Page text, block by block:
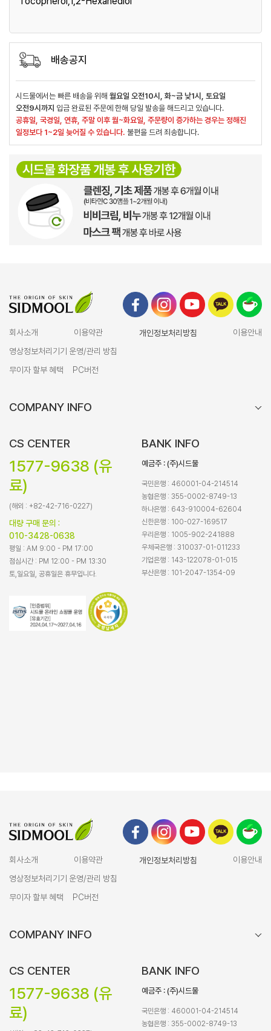
배송공지
시드물에서는 빠른 배송을 위해 월요일 오전10시, 화~금 낮1시, 토요일
오전9시까지 입금 완료된 주문에 한해 당일 발송을 해드리고 있습니다.
공휴일, 국경일, 연휴, 주말 이후 월~화요일, 주문량이 증가하는 경우는 정해진
일정보다 1~2일 늦어질 수 있습니다. 불편을 드려 죄송합니다.
회사소개 이용약관 개인정보처리방침
이용안내
영상정보처리기기 운영/관리 방침
무이자 할부 혜택
PC버전
COMPANY INFO
CS CENTER
1577-9638 (유
료)
(해외 : +82-42-716-0227)
대량 구매 문의 :
010-3428-0638
평일 : AM 9:00 - PM 17:00
점심시간 : PM 12:00 - PM 13:30
토,일요일, 공휴일은 휴무입니다.
BANK INFO
예금주 : (주)시드물
국민은행 : 460001-04-214514
농협은행 : 355-0002-8749-13
하나은행 : 643-910004-62604
신한은행 : 100-027-169517
우리은행 : 1005-902-241888
우체국은행 : 310037-01-011233
기업은행 : 143-122078-01-015
부산은행 : 101-2047-1354-09
회사소개 이용약관 개인정보처리방침
이용안내
영상정보처리기기 운영/관리 방침
무이자 할부 혜택
PC버전
COMPANY INFO
CS CENTER
1577-9638 (유
료)
BANK INFO
예금주 : (주)시드물
국민은행 : 460001-04-214514
농협은행 : 355-0002-8749-13